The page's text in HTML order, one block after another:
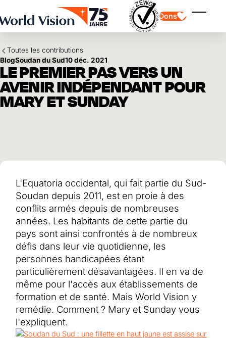
Dons
Testament et legs
Philanthropie
Coopération entre entreprises
Séisme au Venezuela
Aide à l'Ukraine
Aide au Soudan
Aide à l'Afghanistan
Tous les projets d'aide d'urgence
Rapport annuel et finances
Afrique
Amérique latine
Moyen-Orient et Europe
Toutes les contributions
BlogSoudan du Sud10 déc. 2021
LE PREMIER PAS VERS UN
AVENIR INDÉPENDANT POUR
MARY ET SUNDAY
L'Equatoria occidental, qui fait partie du Sud-
Soudan depuis 2011, est en proie à des
conflits armés depuis de nombreuses
années. Les habitants de cette partie du
pays sont ainsi confrontés à de nombreux
défis dans leur vie quotidienne, les
personnes handicapées étant
particulièrement désavantagées. Il en va de
même pour l'accès aux établissements de
formation et de santé. Mais World Vision y
remédie. Comment ? Mary et Sunday vous
l'expliquent.